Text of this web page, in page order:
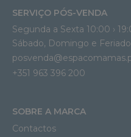
SERVIÇO PÓS-VENDA
Segunda a Sexta 10:00 ›
Sábado, Domingo e
+351 963 396 200
SOBRE A MARCA
Contactos